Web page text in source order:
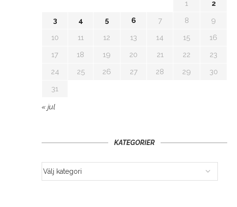
1
2
3
4 5 6 7 8
9
10
11 12 13 14 15
16
17
18 19 20 21 22
23
24
25 26 27 28 29
30
31
« jul
KATEGORIER